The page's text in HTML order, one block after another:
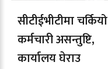
सीटीईभीटीमा चर्कियो
कर्मचारी असन्तुष्टि,
कार्यालय घेराउ